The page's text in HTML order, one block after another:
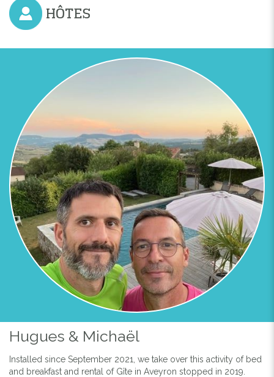
HÔTES
Hugues & Michaël
Installed since September 2021, we take over this activity of bed
and breakfast and rental of Gîte in Aveyron stopped in 2019.